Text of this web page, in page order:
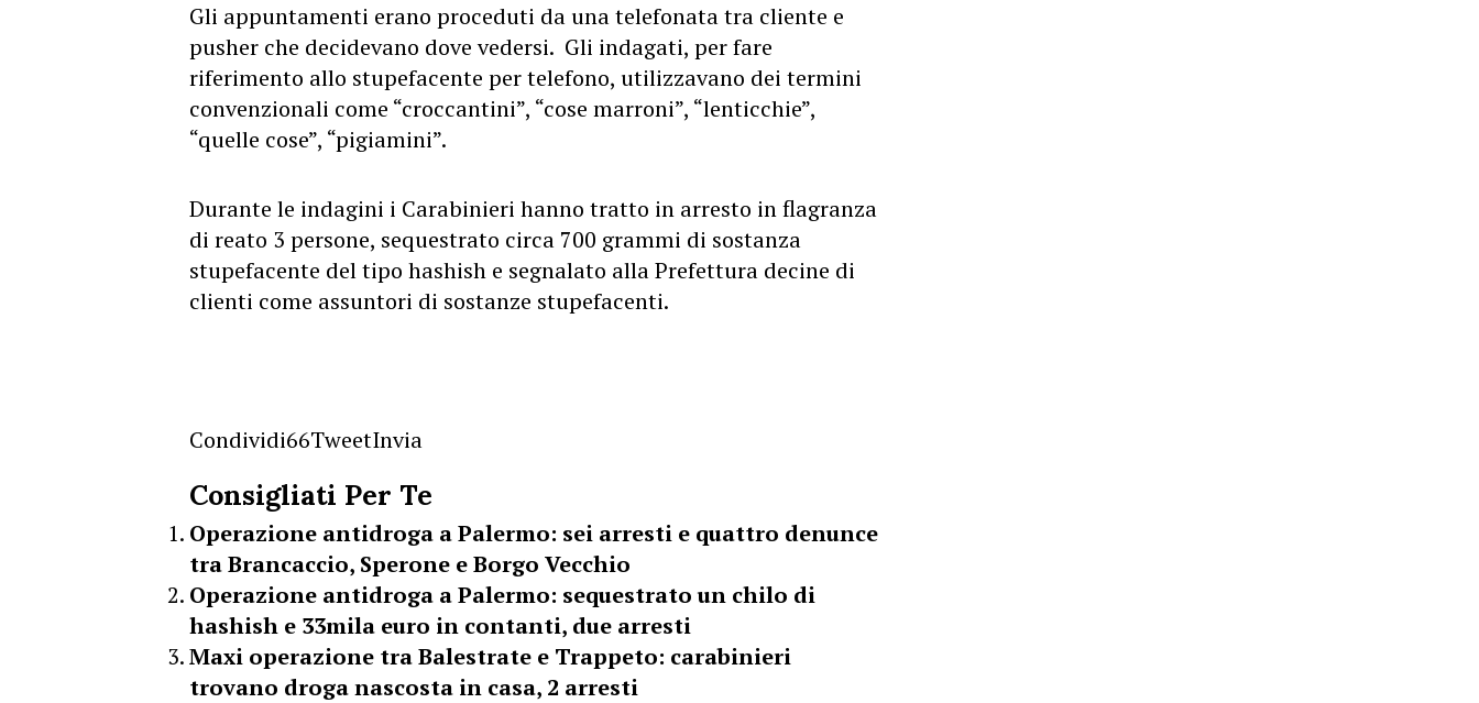
Gli appuntamenti erano proceduti da una telefonata tra cliente e
pusher che decidevano dove vedersi. Gli indagati, per fare
riferimento allo stupefacente per telefono, utilizzavano dei termini
convenzionali come “croccantini”, “cose marroni”, “lenticchie”,
“quelle cose”, “pigiamini”.
Durante le indagini i Carabinieri hanno tratto in arresto in flagranza
di reato 3 persone, sequestrato circa 700 grammi di sostanza
stupefacente del tipo hashish e segnalato alla Prefettura decine di
clienti come assuntori di sostanze stupefacenti.
Condividi66TweetInvia
Consigliati Per Te
Operazione antidroga a Palermo: sei arresti e quattro denunce
tra Brancaccio, Sperone e Borgo Vecchio
Operazione antidroga a Palermo: sequestrato un chilo di
hashish e 33mila euro in contanti, due arresti
Maxi operazione tra Balestrate e Trappeto: carabinieri
trovano droga nascosta in casa, 2 arresti